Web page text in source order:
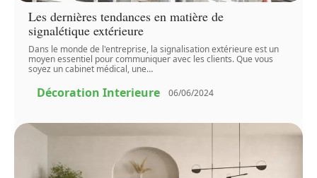
Les dernières tendances en matière de
signalétique extérieure
Dans le monde de l'entreprise, la signalisation extérieure est un
moyen essentiel pour communiquer avec les clients. Que vous
soyez un cabinet médical, une…
Décoration Interieure 06/06/2024